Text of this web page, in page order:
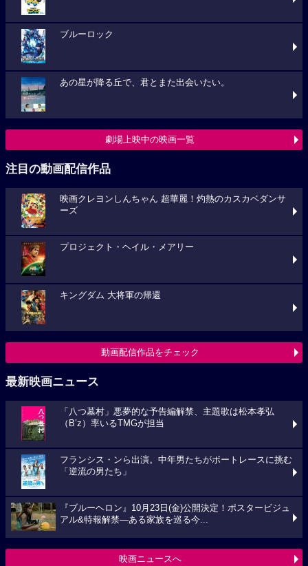
ブルーロック
あの星が降る丘で、君とまた出会いたい。
劇場上映中の映画一覧
注目の動画配信作品
映画クレヨンしんちゃん 超華麗！灼熱のカスカベダンサ
ーズ
プロジェクト・ヘイル・メアリー
キングダム 大将軍の帰還
動画配信作品をチェック
最新映画ニュース
「八つ墓村」悪夢的な予告編解禁、主題歌は松本孝弘
（B’z）率いるTMGが担当
フランシス・ンら出演。中年男たちがボートレースに挑む
「逆流の男たち」
『ブルーヘロン』10月23日(金)公開決定！ポスタービジュ
アル&特報解禁―ある家族を巡る今...
映画ニュースへ